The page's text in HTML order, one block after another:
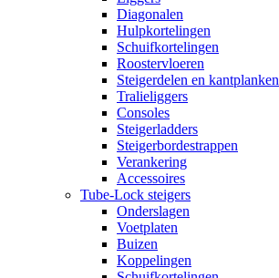
Diagonalen
Hulpkortelingen
Schuifkortelingen
Roostervloeren
Steigerdelen en kantplanken
Tralieliggers
Consoles
Steigerladders
Steigerbordestrappen
Verankering
Accessoires
Tube-Lock steigers
Onderslagen
Voetplaten
Buizen
Koppelingen